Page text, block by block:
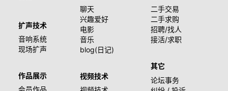
扩声技术
音响系统
现场扩声
作品展示
会员作品
聊天
兴趣爱好
电影
音乐
blog(日记)
视频技术
二手交易
二手求购
招聘/找人
接活/求职
其它
论坛事务